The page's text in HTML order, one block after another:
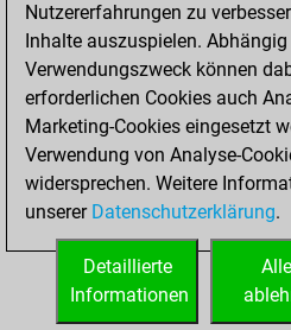
Bauer setzt Matt
Erstickte Matts
Unterverwandlungen
Türme auf der siebten
STARTSEITE
Nutzererfahrungen zu
Inhalte auszuspielen.
Verwendungszweck können
erforderlichen Cookies auch
Marketing-Cookies eingesetzt
Verwendung von Analyse-
widersprechen. Weitere
unserer Datenschutzerklärung.
Detaillierte
Informationen